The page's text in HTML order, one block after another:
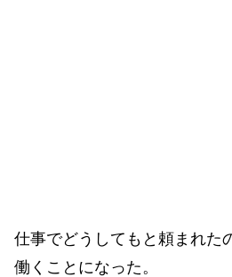
仕事でどうしてもと頼まれた
働くことになった。